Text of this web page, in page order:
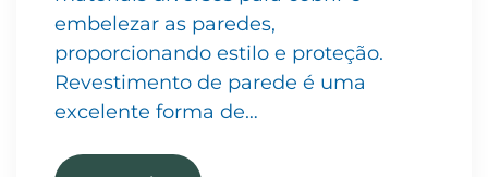
embelezar as paredes,
proporcionando estilo e proteção.
Revestimento de parede é uma
excelente forma de…